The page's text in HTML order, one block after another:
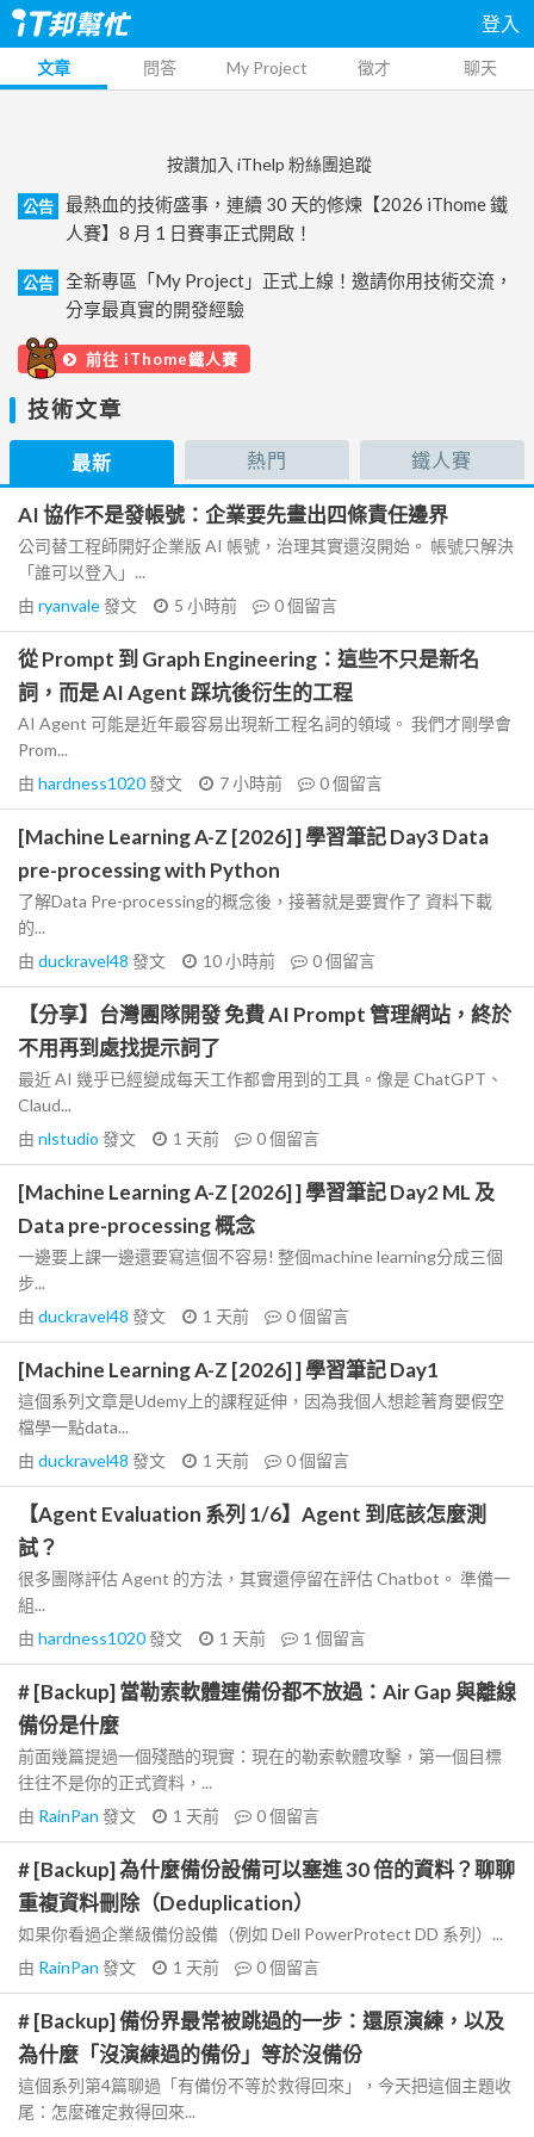
登入
文章 問答 My Project 徵才 聊天
按讚加入 iThelp 粉絲團追蹤
公告
最熱血的技術盛事，連續 30 天的修煉【2026 iThome 鐵
人賽】8 月 1 日賽事正式開啟！
公告
全新專區「My Project」正式上線！邀請你用技術交流，
分享最真實的開發經驗
前往 iThome鐵人賽
技術文章
最新 熱門 鐵人賽
AI 協作不是發帳號：企業要先畫出四條責任邊界
公司替工程師開好企業版 AI 帳號，治理其實還沒開始。 帳號只解決
「誰可以登入」...
由 ryanvale發文 5 小時前 0個留言
從 Prompt 到 Graph Engineering：這些不只是新名
詞，而是 AI Agent 踩坑後衍生的工程
AI Agent 可能是近年最容易出現新工程名詞的領域。 我們才剛學會
Prom...
由 hardness1020發文 7 小時前 0個留言
[Machine Learning A-Z [2026] ] 學習筆記 Day3 Data
pre-processing with Python
了解Data Pre-processing的概念後，接著就是要實作了 資料下載
的...
由 duckravel48 發文 10 小時前 0個留言
【分享】台灣團隊開發 免費 AI Prompt 管理網站，終於
不用再到處找提示詞了
最近 AI 幾乎已經變成每天工作都會用到的工具。像是 ChatGPT、
Claud...
由 nlstudio 發文 1 天前 0個留言
[Machine Learning A-Z [2026] ] 學習筆記 Day2 ML 及
Data pre-processing 概念
一邊要上課一邊還要寫這個不容易! 整個machine learning分成三個
步...
由 duckravel48 發文 1 天前 0個留言
[Machine Learning A-Z [2026] ] 學習筆記 Day1
這個系列文章是Udemy上的課程延伸，因為我個人想趁著育嬰假空
檔學一點data...
由 duckravel48 發文 1 天前 0個留言
【Agent Evaluation 系列 1/6】Agent 到底該怎麼測
試？
很多團隊評估 Agent 的方法，其實還停留在評估 Chatbot。 準備一
組...
由 hardness1020發文 1 天前 1 個留言
# [Backup] 當勒索軟體連備份都不放過：Air Gap 與離線
備份是什麼
前面幾篇提過一個殘酷的現實：現在的勒索軟體攻擊，第一個目標
往往不是你的正式資料，...
由 RainPan 發文 1 天前 0個留言
# [Backup] 為什麼備份設備可以塞進 30 倍的資料？聊聊
重複資料刪除（Deduplication）
如果你看過企業級備份設備（例如 Dell PowerProtect DD 系列）...
由 RainPan 發文 1 天前 0個留言
# [Backup] 備份界最常被跳過的一步：還原演練，以及
為什麼「沒演練過的備份」等於沒備份
這個系列第4篇聊過「有備份不等於救得回來」，今天把這個主題收
尾：怎麼確定救得回來...